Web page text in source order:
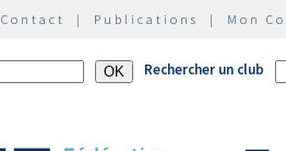
Contact | Publications | Mon
Rechercher un club